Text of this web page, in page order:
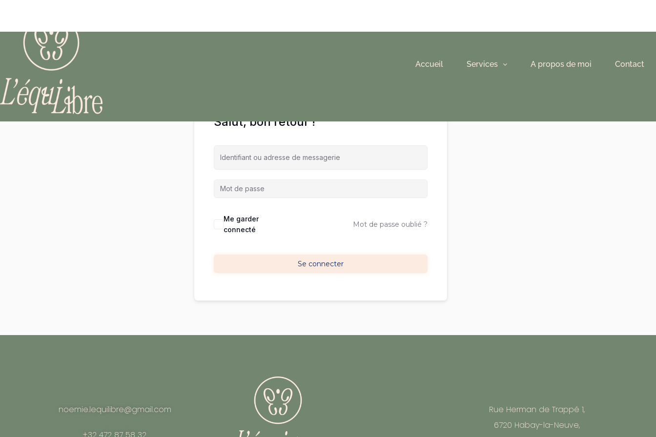
Accueil Services A propos de moi Contact
Salut, bon retour !
Me garder
connecté
Mot de passe oublié ?
Se connecter
noemie.lequilibre@gmail.com
+32 472 87 58 32
Rue Herman de Trappé 1,
6720 Habay-la-Neuve,